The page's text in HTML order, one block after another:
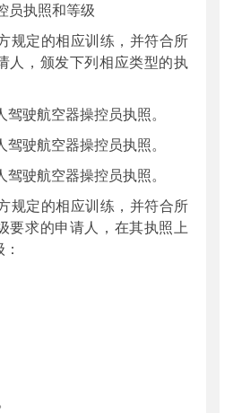
执照和等级
规定的相应训练，并符合所
人，颁发下列相应类型的执
驶航空器操控员执照。
驶航空器操控员执照。
驶航空器操控员执照。
规定的相应训练，并符合所
要求的申请人，在其执照上